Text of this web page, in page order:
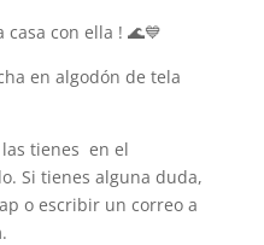
casa con ella ! 🌊💙
en algodón de tela
las tienes en el
Si tienes alguna duda,
o escribir un correo a